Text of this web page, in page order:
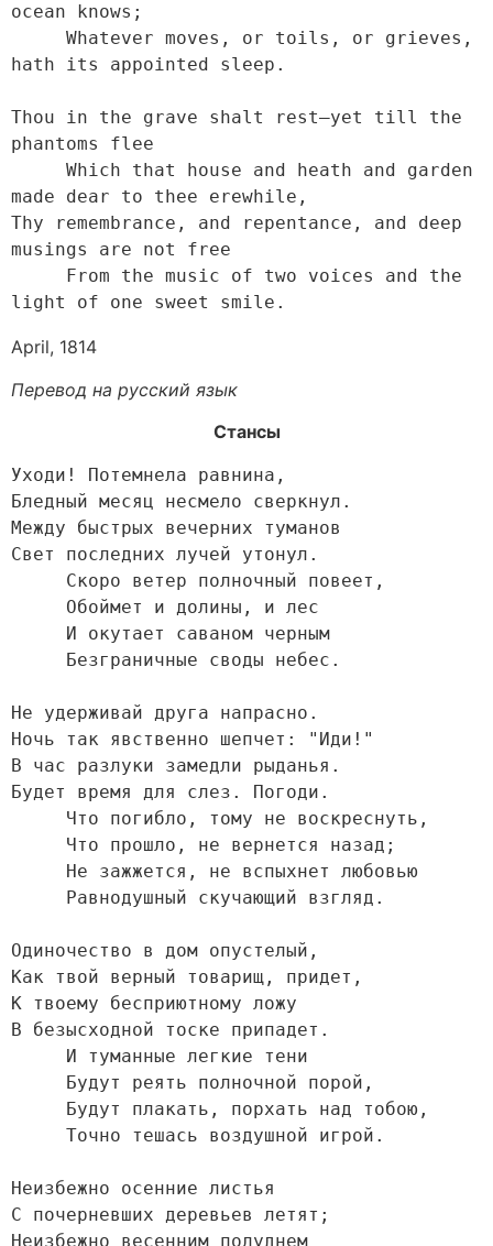
ocean knows;
hath its appointed sleep.
Thou in the grave shalt rest—yet till the
phantoms flee
made dear to thee erewhile,
Thy remembrance, and repentance, and deep
musings are not free
light of one sweet smile.
April, 1814
Перевод на русский язык
Стансы
Уходи! Потемнела равнина,
Бледный месяц несмело сверкнул.
Между быстрых вечерних туманов
Свет последних лучей утонул.
Не удерживай друга напрасно.
Ночь так явственно шепчет: "Иди!"
В час разлуки замедли рыданья.
Будет время для слез. Погоди.
Одиночество в дом опустелый,
Как твой верный товарищ, придет,
К твоему бесприютному ложу
В безысходной тоске припадет.
Неизбежно осенние листья
С почерневших деревьев летят;
Неизбежно весенним полуднем